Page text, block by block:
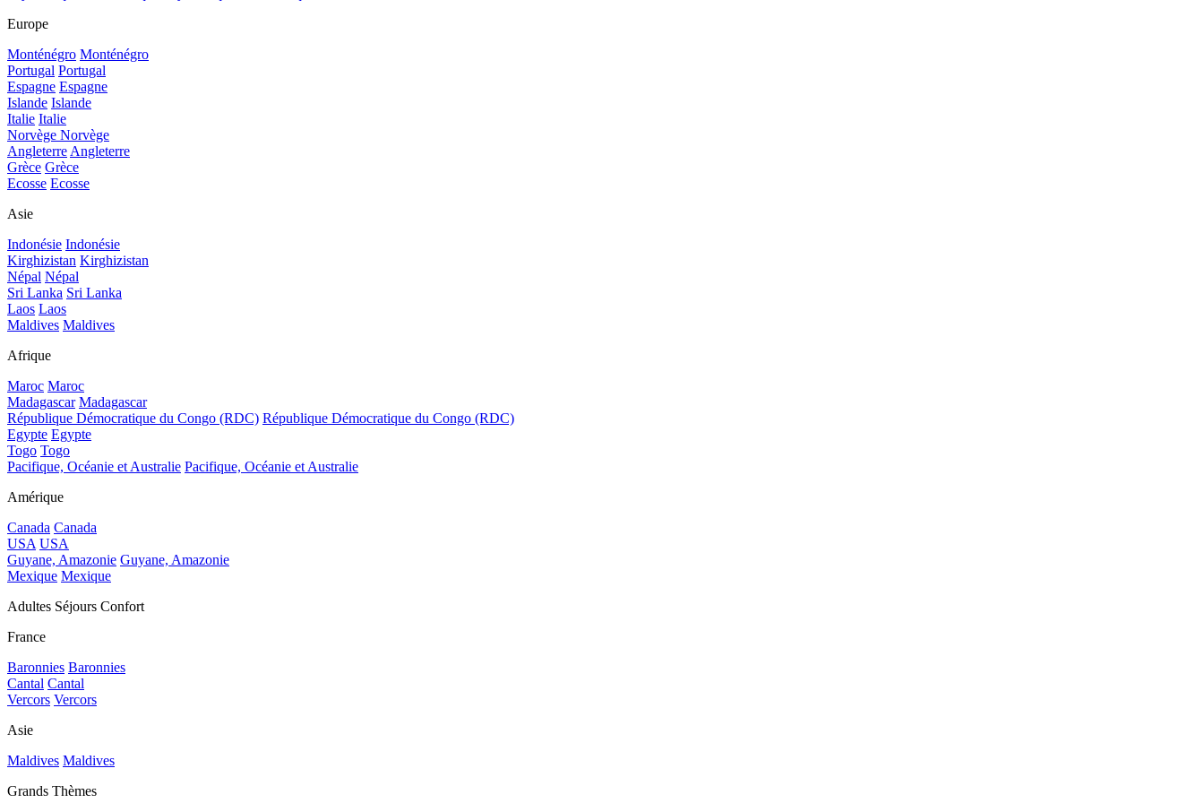
Europe
Monténégro Monténégro
Portugal Portugal
Espagne Espagne
Islande Islande
Italie Italie
Norvège Norvège
AngleterreAngleterre
Grèce Grèce
Ecosse Ecosse
Asie
Indonésie Indonésie
Kirghizistan Kirghizistan
Népal Népal
Sri Lanka Sri Lanka
Laos Laos
Maldives Maldives
Afrique
Maroc Maroc
Madagascar Madagascar
République Démocratique du Congo (RDC) République Démocratique du Congo (RDC)
Egypte Egypte
Togo Togo
Pacifique, Océanie et Australie Pacifique, Océanie et Australie
Amérique
Canada Canada
USA USA
Guyane, Amazonie Guyane, Amazonie
Mexique Mexique
Adultes Séjours Confort
France
Baronnies Baronnies
Cantal Cantal
Vercors Vercors
Asie
Maldives Maldives
Grands Thèmes